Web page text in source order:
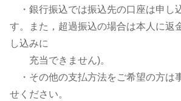
・銀行振込では振込先の口座は申し
す。また，超過振込の場合は本人に返
し込みに
充当できません)。
・その他の支払方法をご希望の方は
せください。